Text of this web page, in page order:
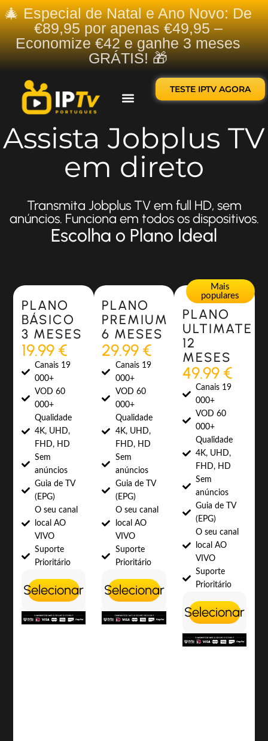
🎄 Especial de Natal e Ano Novo: De
€89,95 por apenas €49,95 –
Economize €42 e ganhe 3 meses
GRÁTIS! 🎁
TESTE IPTV AGORA
Assista Jobplus TV
em direto
Transmita Jobplus TV em full HD, sem
anúncios. Funciona em todos os dispositivos.
Escolha o Plano Ideal
Most Popular
PLANO
BÁSICO
3 MESES
19.99 €
Canais 19
000+
VOD 60
000+
Qualidade
4K, UHD,
FHD, HD
Sem
anúncios
Guia de TV
(EPG)
O seu canal
local AO
VIVO
Suporte
Prioritário
Selecionar
Most Popular
PLANO
PREMIUM
6 MESES
29.99 €
Canais 19
000+
VOD 60
000+
Qualidade
4K, UHD,
FHD, HD
Sem
anúncios
Guia de TV
(EPG)
O seu canal
local AO
VIVO
Suporte
Prioritário
Selecionar
Mais
populares
PLANO
ULTIMATE
12
MESES
49.99 €
Canais 19
000+
VOD 60
000+
Qualidade
4K, UHD,
FHD, HD
Sem
anúncios
Guia de TV
(EPG)
O seu canal
local AO
VIVO
Suporte
Prioritário
Selecionar